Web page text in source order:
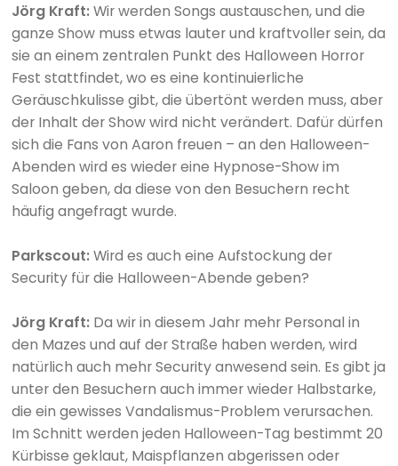
Jörg Kraft:Wir werden Songs austauschen, und die
ganze Show muss etwas lauter und kraftvoller sein, da
sie an einem zentralen Punkt des Halloween Horror
Fest stattfindet, wo es eine kontinuierliche
Geräuschkulisse gibt, die übertönt werden muss, aber
der Inhalt der Show wird nicht verändert. Dafür dürfen
sich die Fans von Aaron freuen – an den Halloween-
Abenden wird es wieder eine Hypnose-Show im
Saloon geben, da diese von den Besuchern recht
häufig angefragt wurde.
Parkscout:Wird es auch eine Aufstockung der
Security für die Halloween-Abende geben?
Jörg Kraft:Da wir in diesem Jahr mehr Personal in
den Mazes und auf der Straße haben werden, wird
natürlich auch mehr Security anwesend sein. Es gibt ja
unter den Besuchern auch immer wieder Halbstarke,
die ein gewisses Vandalismus-Problem verursachen.
Im Schnitt werden jeden Halloween-Tag bestimmt 20
Kürbisse geklaut, Maispflanzen abgerissen oder